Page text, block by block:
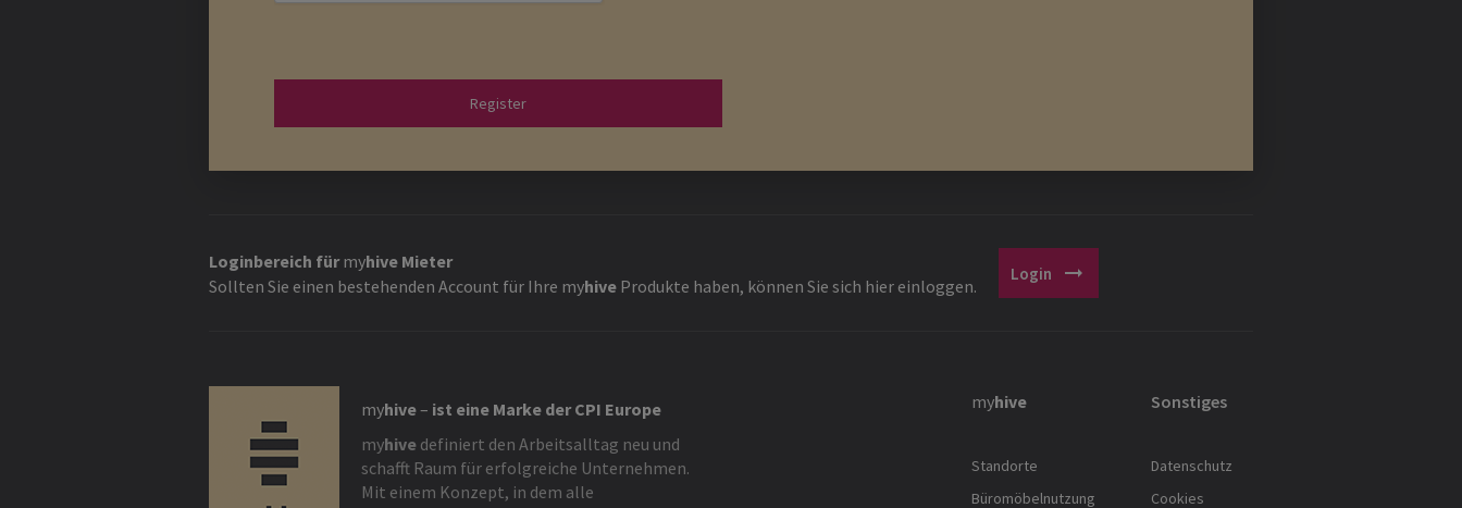
Register
Loginbereich fürmyhive Mieter
Sollten Sie einen bestehenden Account für Ihre myhive Produkte haben, können Sie sich hier einloggen.
Login arrow_right_alt
myhive– ist eine Marke der CPI Europe
myhive definiert den Arbeitsalltag neu und
schafft Raum für erfolgreiche Unternehmen.
Mit einem Konzept, in dem alle
myhive
Standorte
Büromöbelnutzung
Sonstiges
Datenschutz
Cookies